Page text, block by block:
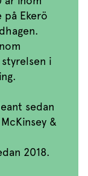
på Ekerö
i
sedan
&
2018.